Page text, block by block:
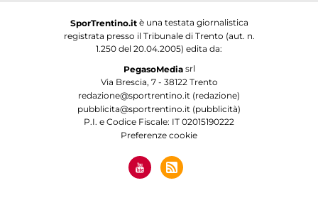
SporTrentino.itè una testata giornalistica
registrata presso il Tribunale di Trento (aut. n.
1.250 del 20.04.2005) edita da:
PegasoMediasrl
Via Brescia, 7 - 38122 Trento
redazione@sportrentino.it (redazione)
pubblicita@sportrentino.it (pubblicità)
P.I. e Codice Fiscale: IT 02015190222
Preferenze cookie